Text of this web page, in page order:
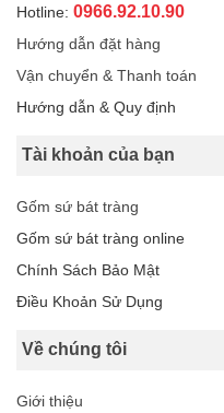
Hotline: 0966.92.10.90
Hướng dẫn đặt hàng
Vận chuyển & Thanh toán
Hướng dẫn & Quy định
Tài khoản của bạn
Gốm sứ bát tràng
Gốm sứ bát tràng online
Chính Sách Bảo Mật
Điều Khoản Sử Dụng
Về chúng tôi
Giới thiệu